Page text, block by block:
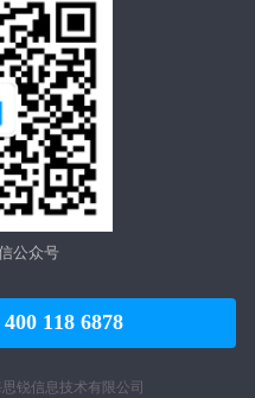
公众号
400 118 6878
锐信息技术有限公司